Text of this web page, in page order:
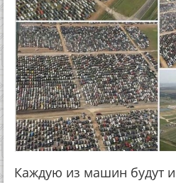
Каждую из машин будут